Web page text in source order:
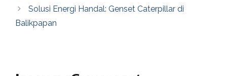
Solusi Energi Handal: Genset Caterpillar di
Balikpapan